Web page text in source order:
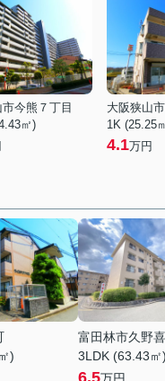
今熊７丁目
㎡)
大阪狭山
1K (25.25
4.1万円
)
富田林市久野
3LDK (63.43㎡)
6.5